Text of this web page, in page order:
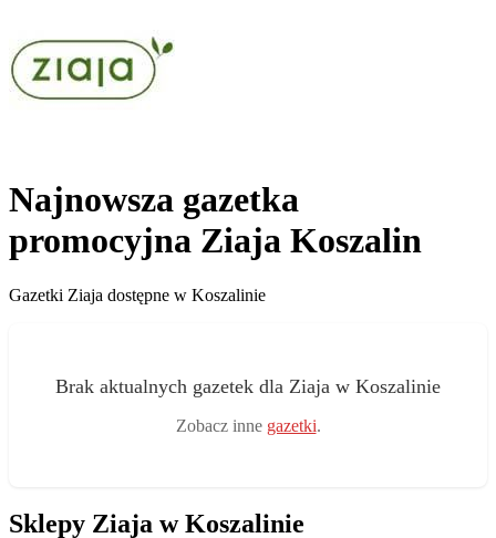
Najnowsza gazetka
promocyjna Ziaja Koszalin
Gazetki Ziaja dostępne w Koszalinie
Brak aktualnych gazetek dla Ziaja w Koszalinie
Zobacz inne gazetki.
Sklepy Ziaja w Koszalinie